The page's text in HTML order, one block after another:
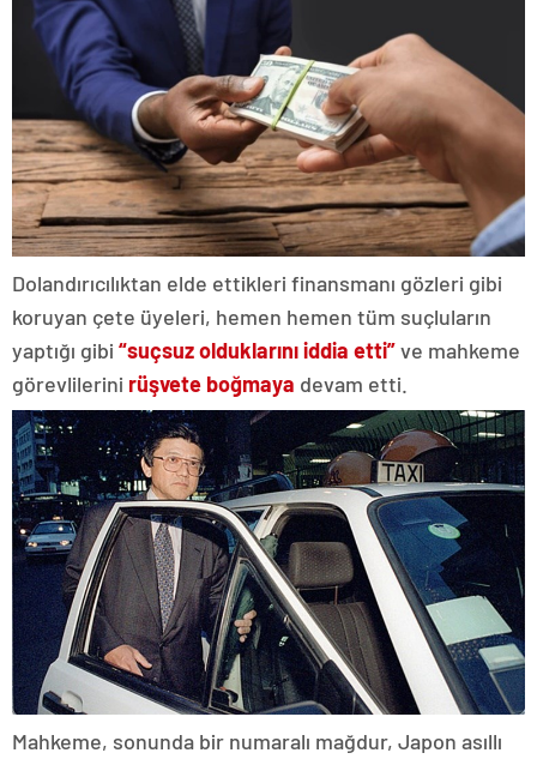
Dolandırıcılıktan elde ettikleri finansmanı gözleri gibi
koruyan çete üyeleri, hemen hemen tüm suçluların
yaptığı gibi “suçsuz olduklarını iddia etti”ve mahkeme
görevlilerini rüşvete boğmaya devam etti.
Mahkeme, sonunda bir numaralı mağdur, Japon asıllı